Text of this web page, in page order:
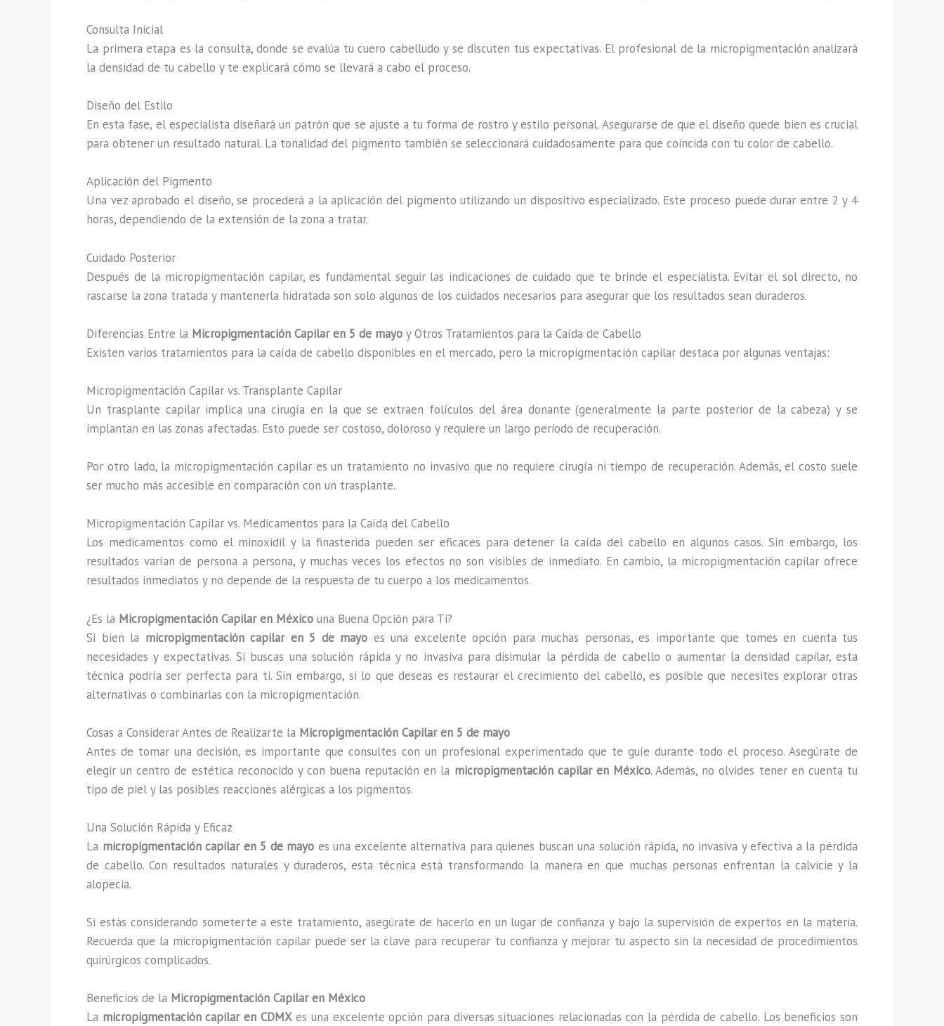
Consulta Inicial
La primera etapa es la consulta, donde se evalúa tu cuero cabelludo y se discuten tus expectativas. El profesional de la micropigmentación analizará
la densidad de tu cabello y te explicará cómo se llevará a cabo el proceso.
Diseño del Estilo
En esta fase, el especialista diseñará un patrón que se ajuste a tu forma de rostro y estilo personal. Asegurarse de que el diseño quede bien es crucial
para obtener un resultado natural. La tonalidad del pigmento también se seleccionará cuidadosamente para que coincida con tu color de cabello.
Aplicación del Pigmento
Una vez aprobado el diseño, se procederá a la aplicación del pigmento utilizando un dispositivo especializado. Este proceso puede durar entre 2 y 4
horas, dependiendo de la extensión de la zona a tratar.
Cuidado Posterior
Después de la micropigmentación capilar, es fundamental seguir las indicaciones de cuidado que te brinde el especialista. Evitar el sol directo, no
rascarse la zona tratada y mantenerla hidratada son solo algunos de los cuidados necesarios para asegurar que los resultados sean duraderos.
Diferencias Entre la Micropigmentación Capilar en 5 de mayo y Otros Tratamientos para la Caída de Cabello
Existen varios tratamientos para la caída de cabello disponibles en el mercado, pero la micropigmentación capilar destaca por algunas ventajas:
Micropigmentación Capilar vs. Transplante Capilar
Un trasplante capilar implica una cirugía en la que se extraen folículos del área donante (generalmente la parte posterior de la cabeza) y se
implantan en las zonas afectadas. Esto puede ser costoso, doloroso y requiere un largo periodo de recuperación.
Por otro lado, la micropigmentación capilar es un tratamiento no invasivo que no requiere cirugía ni tiempo de recuperación. Además, el costo suele
ser mucho más accesible en comparación con un trasplante.
Micropigmentación Capilar vs. Medicamentos para la Caída del Cabello
Los medicamentos como el minoxidil y la finasterida pueden ser eficaces para detener la caída del cabello en algunos casos. Sin embargo, los
resultados varían de persona a persona, y muchas veces los efectos no son visibles de inmediato. En cambio, la micropigmentación capilar ofrece
resultados inmediatos y no depende de la respuesta de tu cuerpo a los medicamentos.
¿Es la Micropigmentación Capilar en México una Buena Opción para Ti?
Si bien la micropigmentación capilar en 5 de mayo es una excelente opción para muchas personas, es importante que tomes en cuenta tus
necesidades y expectativas. Si buscas una solución rápida y no invasiva para disimular la pérdida de cabello o aumentar la densidad capilar, esta
técnica podría ser perfecta para ti. Sin embargo, si lo que deseas es restaurar el crecimiento del cabello, es posible que necesites explorar otras
alternativas o combinarlas con la micropigmentación.
Cosas a Considerar Antes de Realizarte la Micropigmentación Capilar en 5 de mayo
Antes de tomar una decisión, es importante que consultes con un profesional experimentado que te guíe durante todo el proceso. Asegúrate de
elegir un centro de estética reconocido y con buena reputación en la micropigmentación capilar en México. Además, no olvides tener en cuenta tu
tipo de piel y las posibles reacciones alérgicas a los pigmentos.
Una Solución Rápida y Eficaz
La micropigmentación capilar en 5 de mayo es una excelente alternativa para quienes buscan una solución rápida, no invasiva y efectiva a la pérdida
de cabello. Con resultados naturales y duraderos, esta técnica está transformando la manera en que muchas personas enfrentan la calvicie y la
alopecia.
Si estás considerando someterte a este tratamiento, asegúrate de hacerlo en un lugar de confianza y bajo la supervisión de expertos en la materia.
Recuerda que la micropigmentación capilar puede ser la clave para recuperar tu confianza y mejorar tu aspecto sin la necesidad de procedimientos
quirúrgicos complicados.
Beneficios de la Micropigmentación Capilar en México
La micropigmentación capilar en CDMXes una excelente opción para diversas situaciones relacionadas con la pérdida de cabello. Los beneficios son